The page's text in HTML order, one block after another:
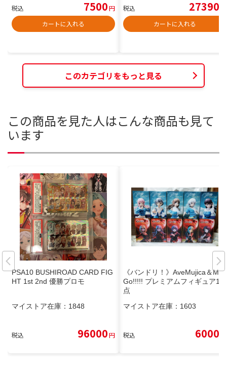
税込 7500円
カートに入れる
税込 27390
カートに入れる
このカテゴリをもっと見る
この商品を見た人はこんな商品も見て
います
PSA10 BUSHIROAD CARD FIG
HT 1st 2nd 優勝プロモ
マイストア在庫： 1848
税込 96000円
《バンドリ！》AveMujica＆My
Go!!!!! プレミアムフィギュア10
点
マイストア在庫： 1603
税込 6000